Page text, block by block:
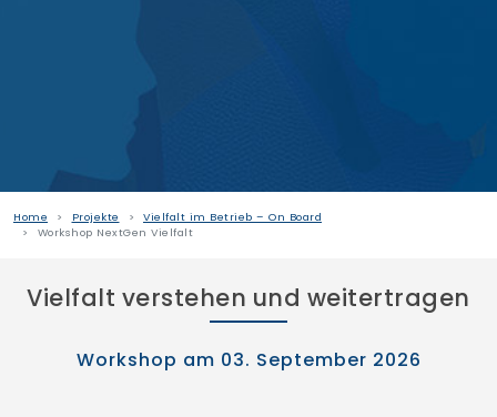
Home Projekte
Vielfalt im Betrieb – On Board
Workshop NextGen Vielfalt
Vielfalt verstehen und weitertragen
Workshop am 03. September 2026